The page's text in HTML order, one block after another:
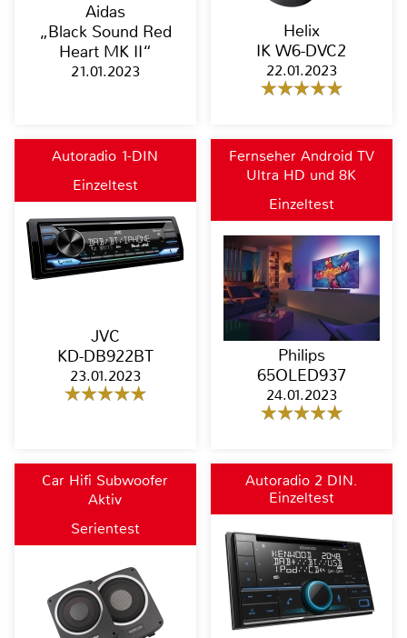
Aidas
„Black Sound Red
Heart MK II“
21.01.2023
Helix
IK W6-DVC2
22.01.2023
Autoradio 1-DIN
Einzeltest
JVC
KD-DB922BT
23.01.2023
Fernseher Android TV
Ultra HD und 8K
Einzeltest
Philips
65OLED937
24.01.2023
Car Hifi Subwoofer
Aktiv
Serientest
Autoradio 2 DIN,
Moniceiver, Naviceiver,
Bluetooth
Einzeltest